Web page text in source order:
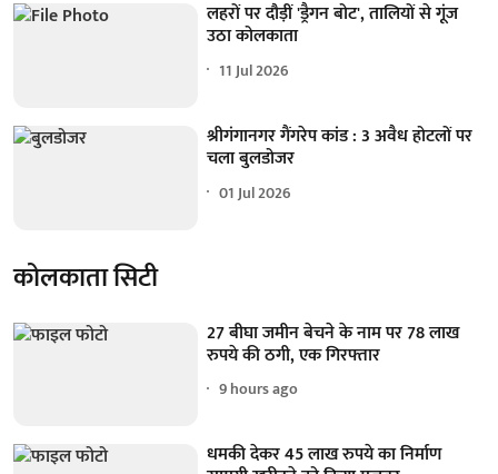
लहरों पर दौड़ीं 'ड्रैगन बोट', तालियों से गूंज
उठा कोलकाता
11 Jul 2026
श्रीगंगानगर गैंगरेप कांड : 3 अवैध होटलों पर
चला बुलडोजर
01 Jul 2026
कोलकाता सिटी
27 बीघा जमीन बेचने के नाम पर 78 लाख
रुपये की ठगी, एक गिरफ्तार
9 hours ago
धमकी देकर 45 लाख रुपये का निर्माण